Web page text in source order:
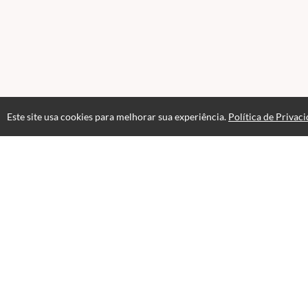
Este site usa cookies para melhorar sua experiência. Política de